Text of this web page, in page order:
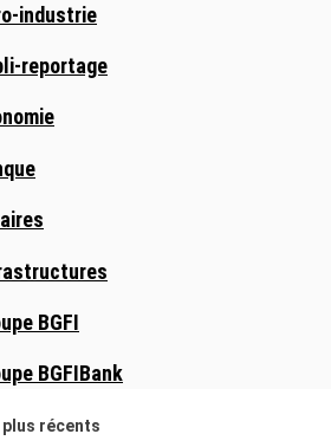
industrie
reportage
BGFI
BGFIBank
plus récents